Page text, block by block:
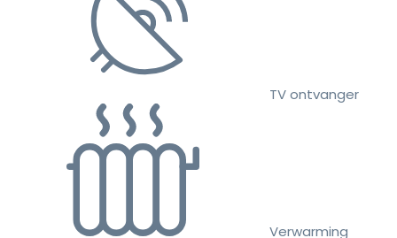
TV ontvanger
Verwarming